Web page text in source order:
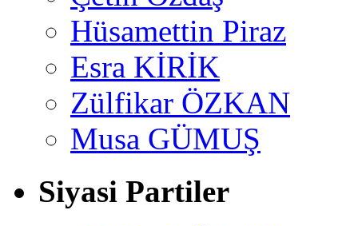
Hüsamettin Piraz
Esra KİRİK
Zülfikar ÖZKAN
Musa GÜMUŞ
Siyasi Partiler